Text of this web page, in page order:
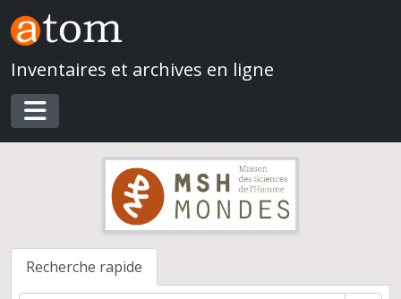
Skip to main content
Inventaires et archives en ligne
Toggle navigation
Recherche rapide